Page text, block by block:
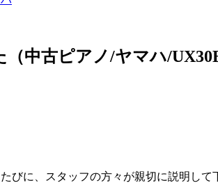
中古ピアノ/ヤマハ/
びに、スタッフの方々が親切に説明し